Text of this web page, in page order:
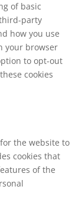
of basic
party
how you use
your browser
to opt-out
cookies
the website to
cookies that
of the